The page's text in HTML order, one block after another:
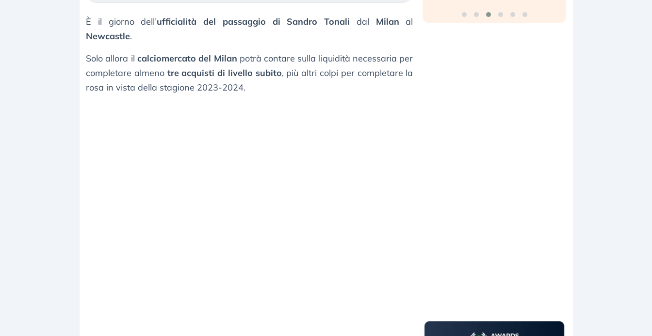
È il giorno dell’ufficialità del passaggio di Sandro Tonali dal Milan al
Newcastle.
Solo allora il calciomercato del Milan potrà contare sulla liquidità necessaria per
completare almeno tre acquisti di livello subito, più altri colpi per completare la
rosa in vista della stagione 2023-2024.